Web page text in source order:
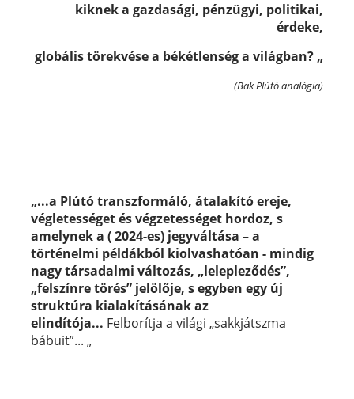
kiknek a gazdasági, pénzügyi, politikai,
érdeke,
globális törekvése a békétlenség a világban? „
(Bak Plútó analógia)
„...a Plútó transzformáló, átalakító ereje,
végletességet és végzetességet hordoz, s
amelynek a ( 2024-es) jegyváltása – a
történelmi példákból kiolvashatóan - mindig
nagy társadalmi változás, „lelepleződés”,
„felszínre törés” jelölője, s egyben egy új
struktúra kialakításának az
elindítója... Felborítja a világi „sakkjátszma
bábuit”... „